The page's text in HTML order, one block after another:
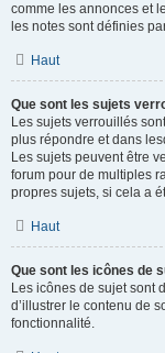
comme les annonces et
les notes sont définies
Haut
Que sont les sujets
Les sujets verrouillés
plus répondre et dans
Les sujets peuvent être
forum pour de multiples
propres sujets, si cela a
Haut
Que sont les icônes de
Les icônes de sujet sont
d’illustrer le contenu de
fonctionnalité.